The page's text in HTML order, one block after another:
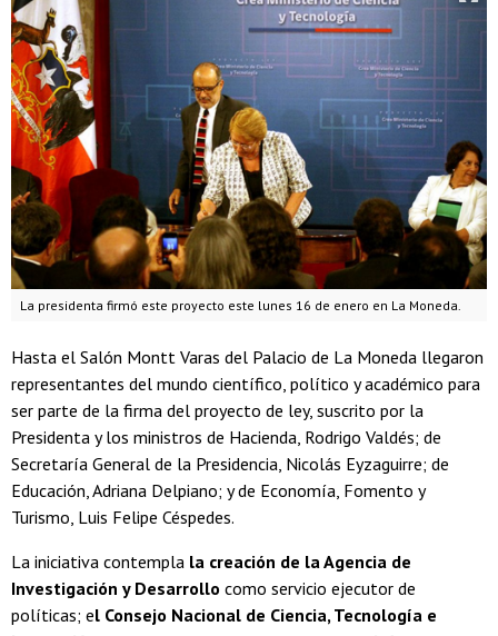
La presidenta firmó este proyecto este lunes 16 de enero en La Moneda.
Hasta el Salón Montt Varas del Palacio de La Moneda llegaron
representantes del mundo científico, político y académico para
ser parte de la firma del proyecto de ley, suscrito por la
Presidenta y los ministros de Hacienda, Rodrigo Valdés; de
Secretaría General de la Presidencia, Nicolás Eyzaguirre; de
Educación, Adriana Delpiano; y de Economía, Fomento y
Turismo, Luis Felipe Céspedes.
La iniciativa contempla la creación de la Agencia de
Investigación y Desarrollo como servicio ejecutor de
políticas; el Consejo Nacional de Ciencia, Tecnología e